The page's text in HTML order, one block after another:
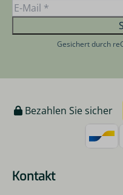
Gesichert durch
Bezahlen Sie sicher
Kontakt